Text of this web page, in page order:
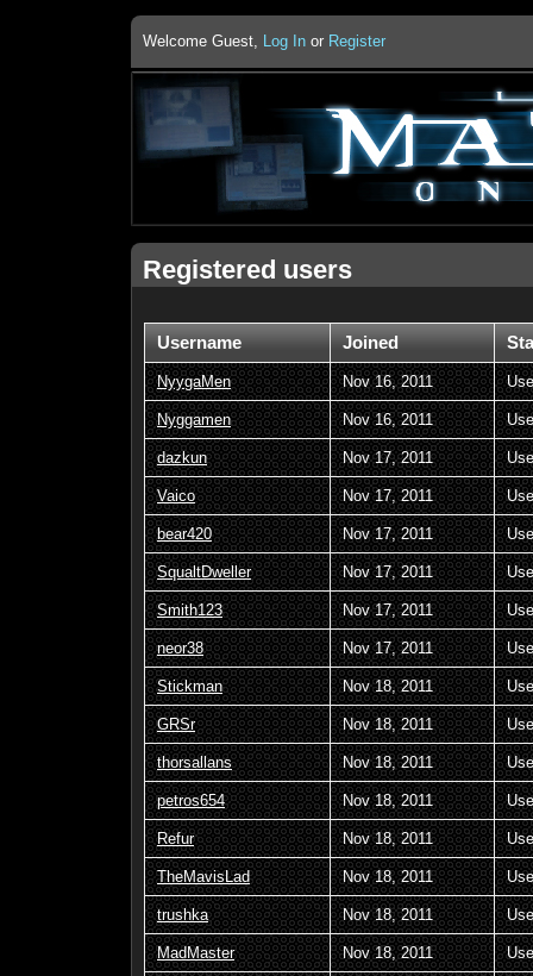
Welcome Guest, Log In or Register
Registered users
Username Joined
NyygaMen Nov 16, 2011
Nyggamen Nov 16, 2011
dazkun Nov 17, 2011
Vaico Nov 17, 2011
bear420 Nov 17, 2011
SqualtDweller Nov 17, 2011
Smith123 Nov 17, 2011
neor38 Nov 17, 2011
Stickman Nov 18, 2011
GRSr Nov 18, 2011
thorsallans Nov 18, 2011
petros654 Nov 18, 2011
Refur Nov 18, 2011
TheMavisLad Nov 18, 2011
trushka Nov 18, 2011
MadMaster Nov 18, 2011